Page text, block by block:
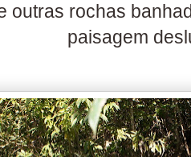
outras rochas
paisagem